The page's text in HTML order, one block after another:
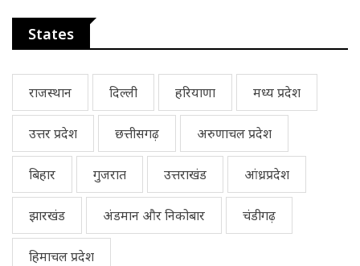
States
राजस्थान दिल्ली हरियाणा मध्य प्रदेश
उत्तर प्रदेश छत्तीसगढ़ अरुणाचल प्रदेश
बिहार गुजरात उत्तराखंड आंध्रप्रदेश
झारखंड अंडमान और निकोबार चंडीगढ़
हिमाचल प्रदेश